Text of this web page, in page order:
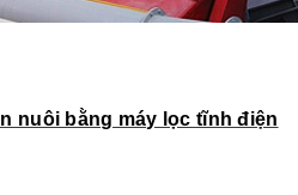
nuôi bằng máy lọc tĩnh điện